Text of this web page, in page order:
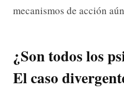
mecanismos de acción
¿Son todos los
El caso